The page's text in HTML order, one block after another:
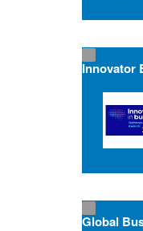
Innovator
Global